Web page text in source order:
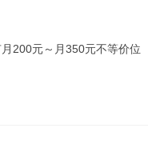
200元～月350元不等价位